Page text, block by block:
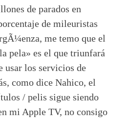
de parados en
de mileuristas
me temo que el
pela» es el que triunfará
usar los servicios de
como dice Nahico, el
/ pelis sigue siendo
mi Apple TV, no consigo